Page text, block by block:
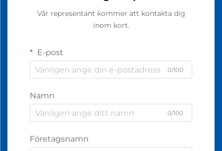
Vår representant kommer att kontakta dig
inom kort.
E-post
0/100
Namn
0/100
Företagsnamn